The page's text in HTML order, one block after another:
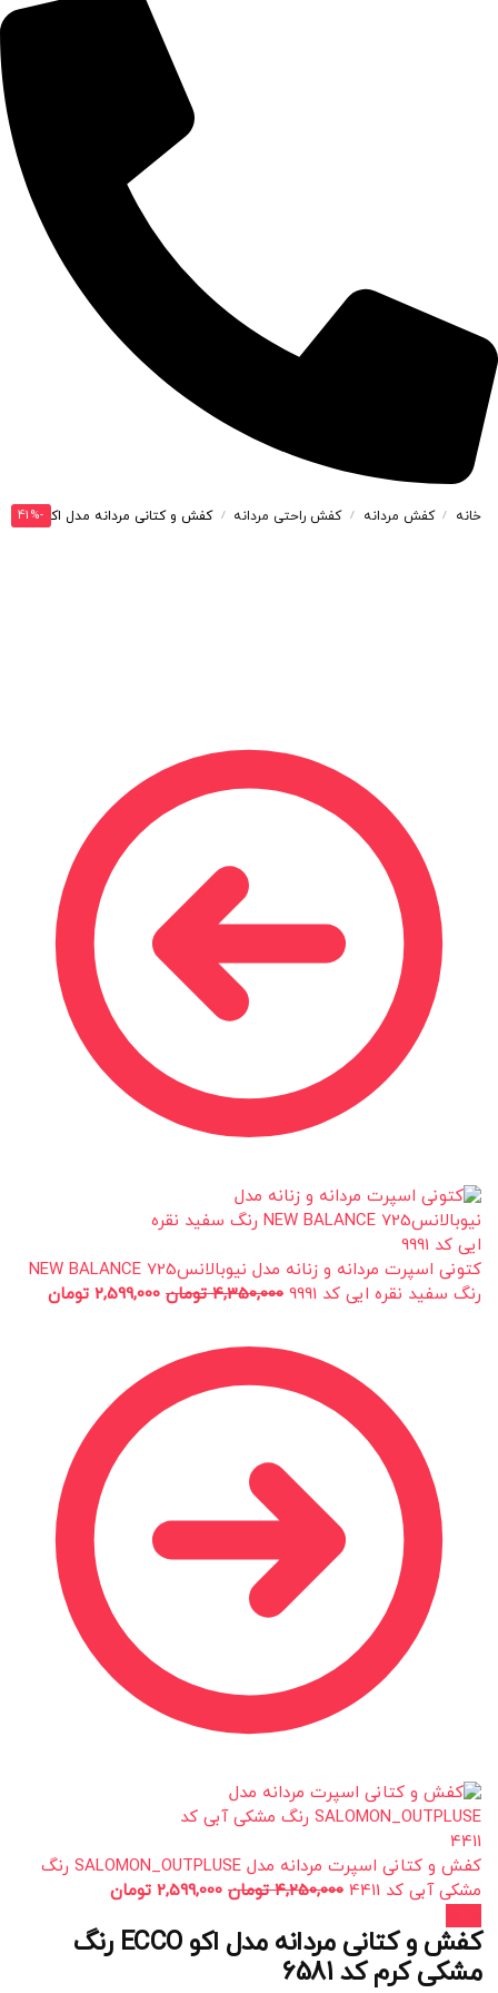
خانه / کفش مردانه / کفش راحتی مردانه / کفش و کتانی مردانه مدل اکو ECCO رنگ مشکی کرم کد 6581
کتونی اسپرت مردانه و زنانه مدل نیوبالانس725 NEW BALANCE
رنگ سفید نقره ایی کد 9991
4,350,000 تومان 2,599,000 تومان
کفش و کتانی اسپرت مردانه مدل SALOMON_OUTPLUSE رنگ
مشکی آبی کد 4411
4,250,000 تومان 2,599,000 تومان
کفش و کتانی مردانه مدل اکو ECCO رنگ
مشکی کرم کد 6581
-41%